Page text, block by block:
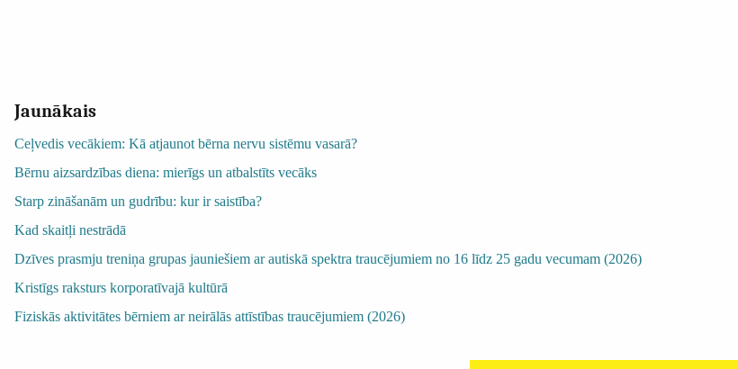
Jaunākais
Ceļvedis vecākiem: Kā atjaunot bērna nervu sistēmu vasarā?
Bērnu aizsardzības diena: mierīgs un atbalstīts vecāks
Starp zināšanām un gudrību: kur ir saistība?
Kad skaitļi nestrādā
Dzīves prasmju treniņa grupas jauniešiem ar autiskā spektra traucējumiem no 16 līdz 25 gadu vecumam (2026)
Kristīgs raksturs korporatīvajā kultūrā
Fiziskās aktivitātes bērniem ar neirālās attīstības traucējumiem (2026)